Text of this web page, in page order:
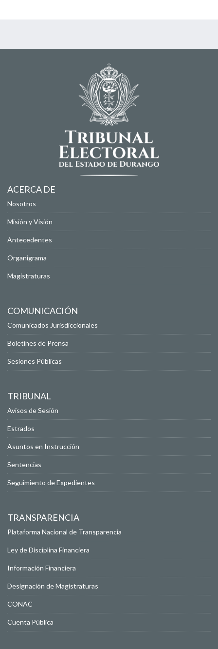
ACERCA DE
Nosotros
Misión y Visión
Antecedentes
Organigrama
Magistraturas
COMUNICACIÓN
Comunicados Jurisdiccionales
Boletines de Prensa
Sesiones Públicas
TRIBUNAL
Avisos de Sesión
Estrados
Asuntos en Instrucción
Sentencias
Seguimiento de Expedientes
TRANSPARENCIA
Plataforma Nacional de Transparencia
Ley de Disciplina Financiera
Información Financiera
Designación de Magistraturas
CONAC
Cuenta Pública